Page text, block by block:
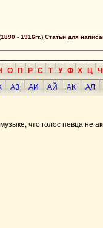
- 1916гг.) Статьи для
О П Р С Т У Ф Х Ц Ч
АЗ АИ АЙ АК
АЛ
что голос певца не